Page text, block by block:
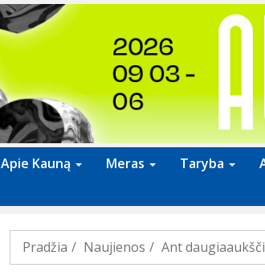
Apie Kauną Meras Taryba
Pradžia Naujienos Ant